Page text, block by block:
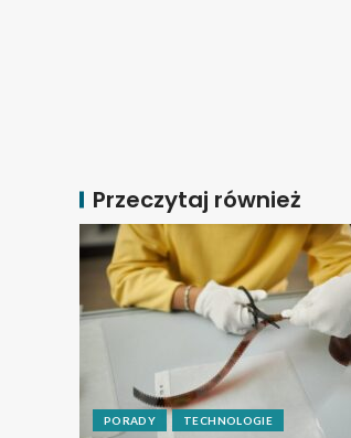
Przeczytaj również
PORADY TECHNOLOGIE